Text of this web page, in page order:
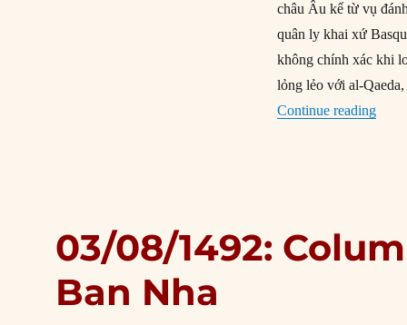
châu Âu kể từ vụ
quân ly khai xứ
không chính xác khi
lỏng lẻo với al-
Continue reading“11/
03/08/1492:
Ban Nha